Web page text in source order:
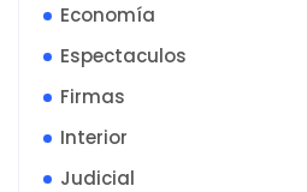
Economía
Espectaculos
Firmas
Interior
Judicial